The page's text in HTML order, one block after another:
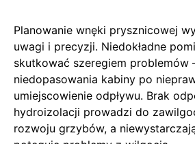
Planowanie wnęki prysznicowej
uwagi i precyzji. Niedokładne
skutkować szeregiem problemów
niedopasowania kabiny po
umiejscowienie odpływu. Brak
hydroizolacji prowadzi do
rozwoju grzybów, a